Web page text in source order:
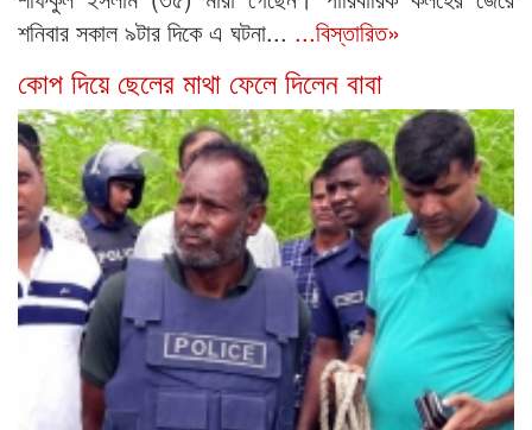
শনিবার সকাল ৯টার দিকে এ ঘটনা... ...বিস্তারিত»
কোপ দিয়ে ছেলের মাথা ফেলে দিলেন বাবা